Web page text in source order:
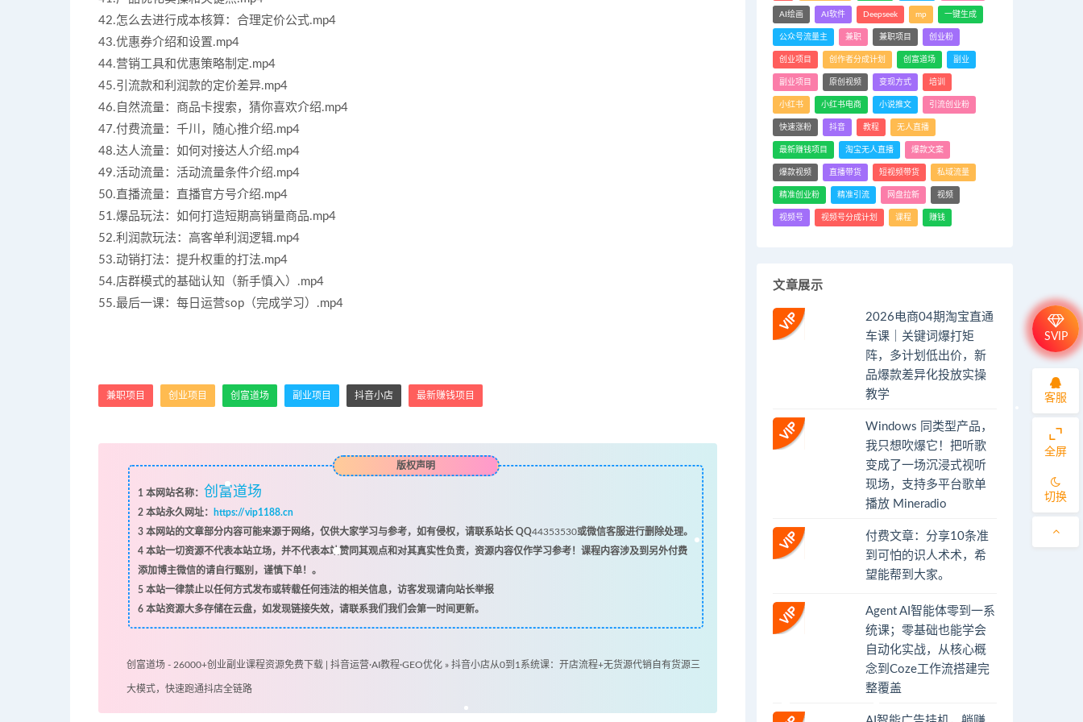
42.怎么去进行成本核算：合理定价公式.mp4
43.优惠券介绍和设置.mp4
44.营销工具和优惠策略制定.mp4
45.引流款和利润款的定价差异.mp4
46.自然流量：商品卡搜索，猜你喜欢介绍.mp4
47.付费流量：千川，随心推介绍.mp4
48.达人流量：如何对接达人介绍.mp4
49.活动流量：活动流量条件介绍.mp4
50.直播流量：直播官方号介绍.mp4
51.爆品玩法：如何打造短期高销量商品.mp4
52.利润款玩法：高客单利润逻辑.mp4
53.动销打法：提升权重的打法.mp4
54.店群模式的基础认知（新手慎入）.mp4
55.最后一课：每日运营sop（完成学习）.mp4
兼职项目 创业项目 创富道场 副业项目 抖音小店 最新赚钱项目
版权声明
1 本网站名称： 创富道场
2本站永久网址：
https://vip1188.cn
3本网站的文章部分内容可能来源于网络，仅供大家学习与参考，如有侵权，请联系站长 QQ44353530或微信客服进行删除处理。
4本站一切资源不代表本站立场，并不代表本站赞同其观点和对其真实性负责，资源内容仅作学习参考！课程内容涉及到另外付费
添加博主微信的请自行甄别，谨慎下单！。
5本站一律禁止以任何方式发布或转载任何违法的相关信息，访客发现请向站长举报
6本站资源大多存储在云盘，如发现链接失效，请联系我们我们会第一时间更新。
创富道场 - 26000+创业副业课程资源免费下载 | 抖音运营·AI教程·GEO优化 » 抖音小店从0到1系统课：开店流程+无货源代销自有货源三
大模式，快速跑通抖店全链路
AI绘画 AI软件 Deepseek mp 一键生成
公众号流量主 兼职 兼职项目 创业粉
创业项目 创作者分成计划 创富道场 副业
副业项目 原创视频 变现方式 培训
小红书 小红书电商 小说推文 引流创业粉
快速涨粉 抖音 教程 无人直播
最新赚钱项目 淘宝无人直播 爆款文案
爆款视频 直播带货 短视频带货 私域流量
精准创业粉 精准引流 网盘拉新 视频
视频号 视频号分成计划 课程 赚钱
文章展示
2026电商04期淘宝直通
车课｜关键词爆打矩
阵，多计划低出价，新
品爆款差异化投放实操
教学
Windows 同类型产品，
我只想吹爆它！把听歌
变成了一场沉浸式视听
现场，支持多平台歌单
播放 Mineradio
付费文章：分享10条准
到可怕的识人术术，希
望能帮到大家。
Agent AI智能体零到一系
统课；零基础也能学会
自动化实战，从核心概
念到Coze工作流搭建完
整覆盖
SVIP
客服
全屏
切换